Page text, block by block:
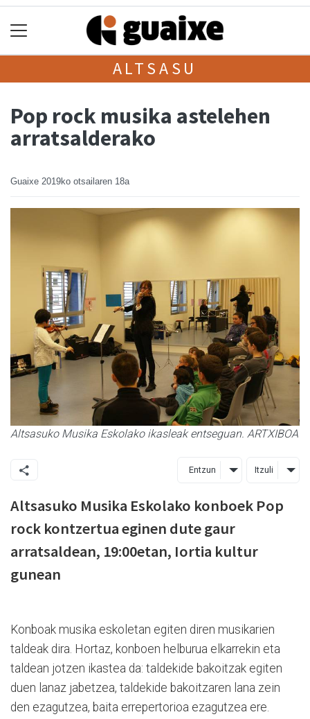
ALTSASU
Pop rock musika astelehen
arratsalderako
Guaixe 2019ko otsailaren 18a
Altsasuko Musika Eskolako ikasleak entseguan. ARTXIBOA
Entzun Itzuli
Altsasuko Musika Eskolako konboek Pop
rock kontzertua eginen dute gaur
arratsaldean, 19:00etan, Iortia kultur
gunean
Konboak musika eskoletan egiten diren musikarien
taldeak dira. Hortaz, konboen helburua elkarrekin eta
taldean jotzen ikastea da: taldekide bakoitzak egiten
duen lanaz jabetzea, taldekide bakoitzaren lana zein
den ezagutzea, baita errepertorioa ezagutzea ere.